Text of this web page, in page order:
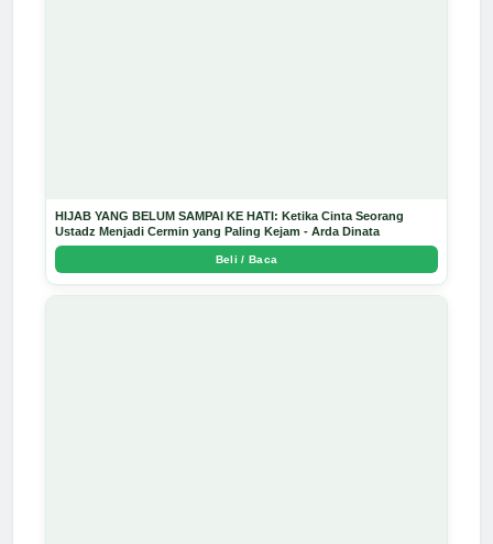
HIJAB YANG BELUM SAMPAI KE HATI: Ketika Cinta Seorang
Ustadz Menjadi Cermin yang Paling Kejam - Arda Dinata
Beli / Baca